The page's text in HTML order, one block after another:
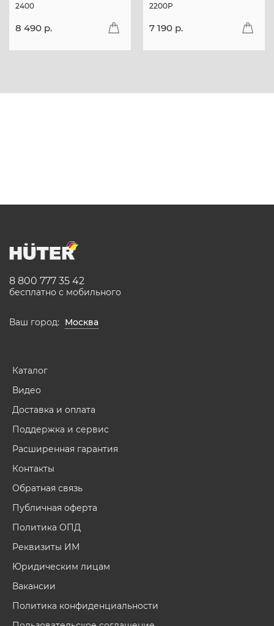
2400
8 490 p.
2200P
7 190 p.
8 800 777 35 42
бесплатно с мобильного
Ваш город: Москва
Каталог
Видео
Доставка и оплата
Поддержка и сервис
Расширенная гарантия
Контакты
Обратная связь
Публичная оферта
Политика ОПД
Реквизиты ИМ
Юридическим лицам
Вакансии
Политика конфиденциальности